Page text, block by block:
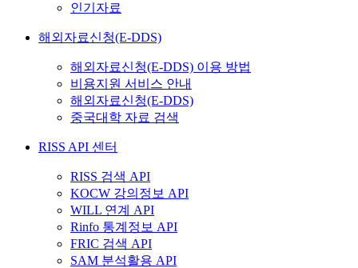
인기자료
해외자료신청(E-DDS)
해외자료신청(E-DDS) 이용 방법
비용지원 서비스 안내
해외자료신청(E-DDS)
중국대학 자료 검색
RISS API 센터
RISS 검색 API
KOCW 강의정보 API
WILL 연계 API
Rinfo 통계정보 API
FRIC 검색 API
SAM 분석활용 API